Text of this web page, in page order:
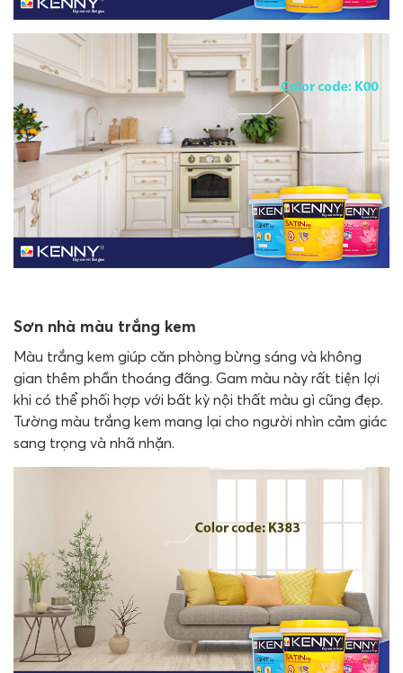
Sơn nhà màu trắng kem
Màu trắng kem giúp căn phòng bừng sáng và không
gian thêm phần thoáng đãng. Gam màu này rất tiện lợi
khi có thể phối hợp với bất kỳ nội thất màu gì cũng đẹp.
Tường màu trắng kem mang lại cho người nhìn cảm giác
sang trọng và nhã nhặn.